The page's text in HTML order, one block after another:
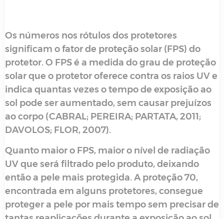
Os números nos rótulos dos protetores
significam o fator de proteção solar (FPS) do
protetor. O FPS é a medida do grau de proteção
solar que o protetor oferece contra os raios UV e
indica quantas vezes o tempo de exposição ao
sol pode ser aumentado, sem causar prejuízos
ao corpo (CABRAL; PEREIRA; PARTATA, 2011;
DAVOLOS; FLOR, 2007).
Quanto maior o FPS, maior o nível de radiação
UV que será filtrado pelo produto, deixando
então a pele mais protegida. A proteção 70,
encontrada em alguns protetores, consegue
proteger a pele por mais tempo sem precisar de